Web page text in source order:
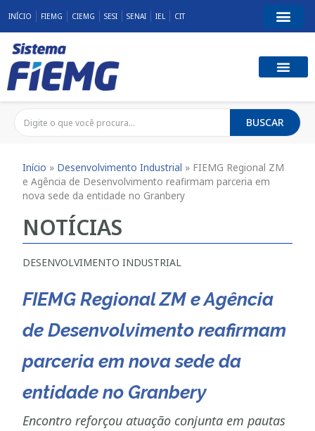
INÍCIO FIEMG CIEMG SESI SENAI IEL CIT
BUSCAR
Início » Desenvolvimento Industrial » FIEMG Regional ZM
e Agência de Desenvolvimento reafirmam parceria em
nova sede da entidade no Granbery
NOTÍCIAS
DESENVOLVIMENTO INDUSTRIAL
FIEMG Regional ZM e Agência
de Desenvolvimento reafirmam
parceria em nova sede da
entidade no Granbery
Encontro reforçou atuação conjunta em pautas